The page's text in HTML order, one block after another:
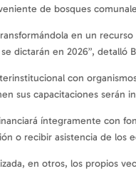
de bosques
en un
dictarán en 2026”, detalló
con
sus capacitaciones
íntegramente con
o recibir asistencia de los
en otros, los propios